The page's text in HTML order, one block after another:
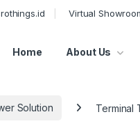
Virtual
Home About Us
Solution Terminal